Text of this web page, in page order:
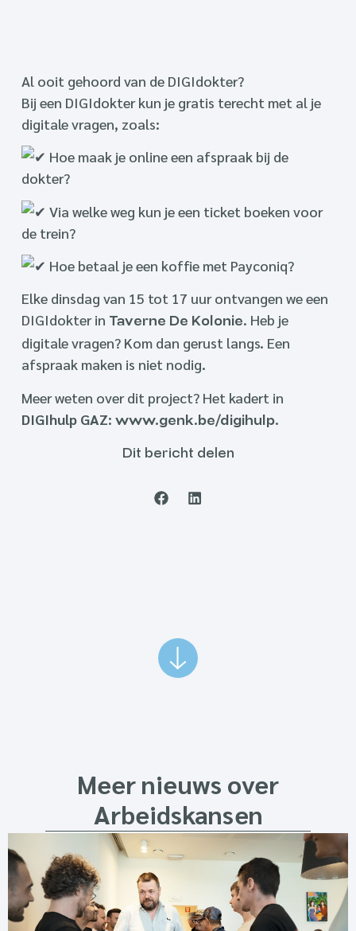
Al ooit gehoord van de DIGIdokter?
Bij een DIGIdokter kun je gratis terecht met al je
digitale vragen, zoals:
Hoe maak je online een afspraak bij de
dokter?
Via welke weg kun je een ticket boeken voor
de trein?
Hoe betaal je een koffie met Payconiq?
Elke dinsdag van 15 tot 17 uur ontvangen we een
DIGIdokter in Taverne De Kolonie. Heb je
digitale vragen? Kom dan gerust langs. Een
afspraak maken is niet nodig.
Meer weten over dit project? Het kadert in
DIGIhulp GAZ: www.genk.be/digihulp.
Dit bericht delen
Meer nieuws over
Arbeidskansen